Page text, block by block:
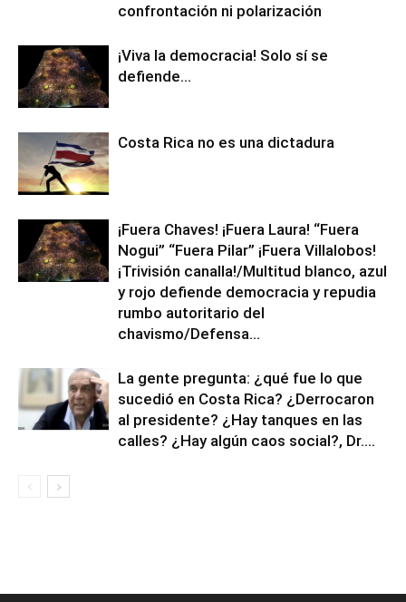
confrontación ni polarización
¡Viva la democracia! Solo sí se
defiende…
Costa Rica no es una dictadura
¡Fuera Chaves! ¡Fuera Laura! “Fuera
Nogui” “Fuera Pilar” ¡Fuera Villalobos!
¡Trivisión canalla!/Multitud blanco, azul
y rojo defiende democracia y repudia
rumbo autoritario del
chavismo/Defensa...
La gente pregunta: ¿qué fue lo que
sucedió en Costa Rica? ¿Derrocaron
al presidente? ¿Hay tanques en las
calles? ¿Hay algún caos social?, Dr....